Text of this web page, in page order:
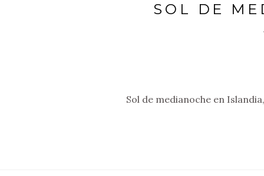
SOL DE
Sol de medianoche en